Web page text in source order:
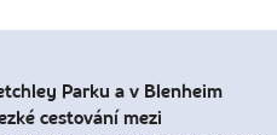
Parku a v Blenheim
cestování mezi